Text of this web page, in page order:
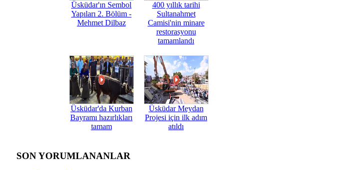
Üsküdar'ın Sembol
Yapıları 2. Bölüm -
Mehmet Dilbaz
400 yıllık tarihi
Sultanahmet
Camisi'nin minare
restorasyonu
tamamlandı
Üsküdar'da Kurban
Bayramı hazırlıkları
tamam
Üsküdar Meydan
Projesi için ilk adım
atıldı
SON YORUMLANANLAR